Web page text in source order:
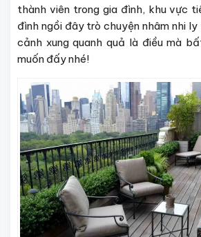
thành viên trong gia đình, khu vực
đình ngồi đây trò chuyện nhâm nhi
cảnh xung quanh quả là điều mà
muốn đấy nhé!